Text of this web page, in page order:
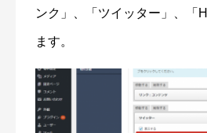
ンク」、「ツイッター」、「
ます。